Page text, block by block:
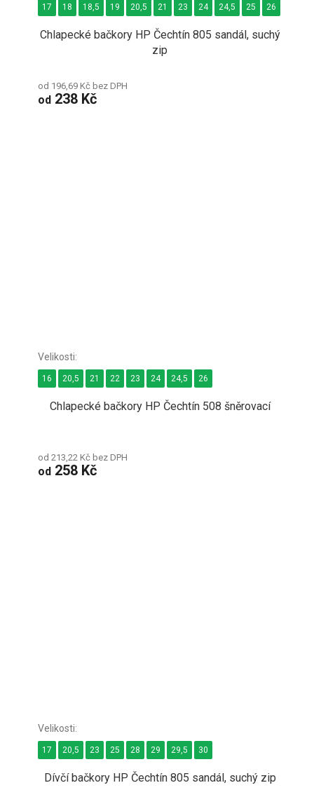
Chlapecké bačkory HP Čechtín 805 sandál, suchý
zip
od 196,69 Kč bez DPH
od 238 Kč
17 18 18,5 19 20,5 21 23 24 24,5 25 26
Chlapecké bačkory HP Čechtín 508 šněrovací
od 213,22 Kč bez DPH
od 258 Kč
16 20,5 21 22 23 24 24,5 26
Dívčí bačkory HP Čechtín 805 sandál, suchý zip
17 20,5 23 25 28 29 29,5 30